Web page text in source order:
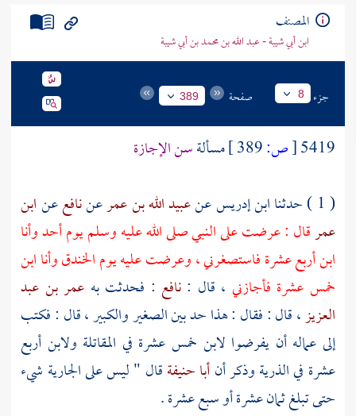
المصنف
ابن أبي شيبة - عبد الله بن محمد بن أبي شيبة
جزء 8 صفحة 389
5419
[ص: مسألةسن الإجازة
( 1 ) حدثنا
ابن إدريسعنعبيد الله بن عمرعننافععنابن
عمرقال : عرضت على النبي صلى الله عليه وسلم يومأحدوأنا
ابن أربع عشرة فاستصغرني ، وعرضت عليه يومالخندقوأنا ابن
خمس عشرة فأجازني ، قال : نافع : فحدثت به عمر بن عبد
العزيز، قال : فقال : هذا حد بين الصغير والكبير ، قال : فكتب
إلى عماله أن يفرضوا لابن خمس عشرة في المقاتلة ولابن أربع
عشرة في الذرية وذكر أنأبا حنيفةقال " ليس على الجارية شيء
حتى تبلغ ثمان عشرة أو سبع عشرة .